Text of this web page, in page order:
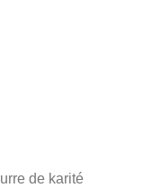
de karité